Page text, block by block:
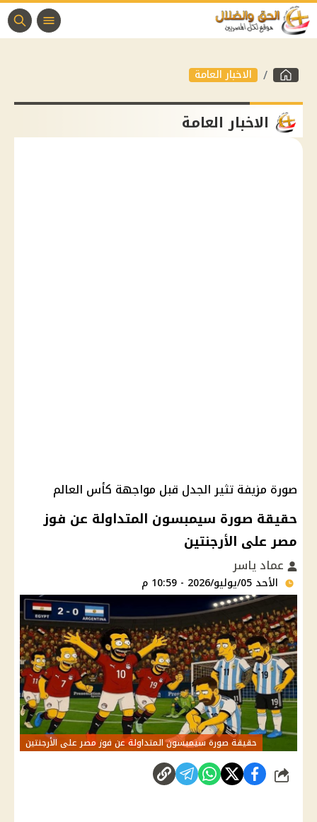
الاخبار العامة
الاخبار العامة
صورة مزيفة تثير الجدل قبل مواجهة كأس العالم
حقيقة صورة سيمبسون المتداولة عن فوز
مصر على الأرجنتين
عماد ياسر
الأحد 05/يوليو/2026 - 10:59 م
حقيقة صورة سيمبسون المتداولة عن فوز مصر على الأرجنتين
شارك